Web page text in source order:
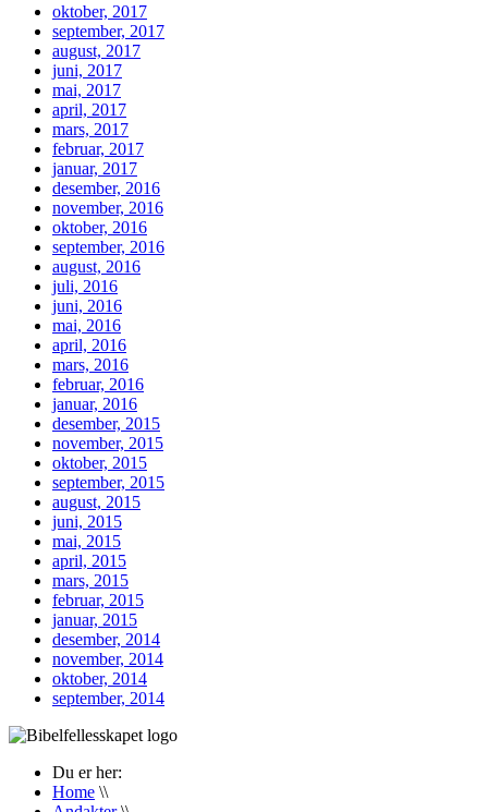
oktober, 2017
september, 2017
august, 2017
juni, 2017
mai, 2017
april, 2017
mars, 2017
februar, 2017
januar, 2017
desember, 2016
november, 2016
oktober, 2016
september, 2016
august, 2016
juli, 2016
juni, 2016
mai, 2016
april, 2016
mars, 2016
februar, 2016
januar, 2016
desember, 2015
november, 2015
oktober, 2015
september, 2015
august, 2015
juni, 2015
mai, 2015
april, 2015
mars, 2015
februar, 2015
januar, 2015
desember, 2014
november, 2014
oktober, 2014
september, 2014
Du er her:
Home \\